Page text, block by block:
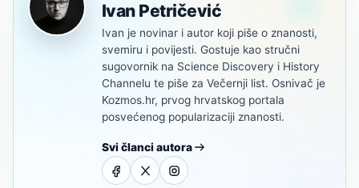
Ivan Petričević
Ivan je novinar i autor koji piše o znanosti,
svemiru i povijesti. Gostuje kao stručni
sugovornik na Science Discovery i History
Channelu te piše za Večernji list. Osnivač je
Kozmos.hr, prvog hrvatskog portala
posvećenog popularizaciji znanosti.
Svi članci autora